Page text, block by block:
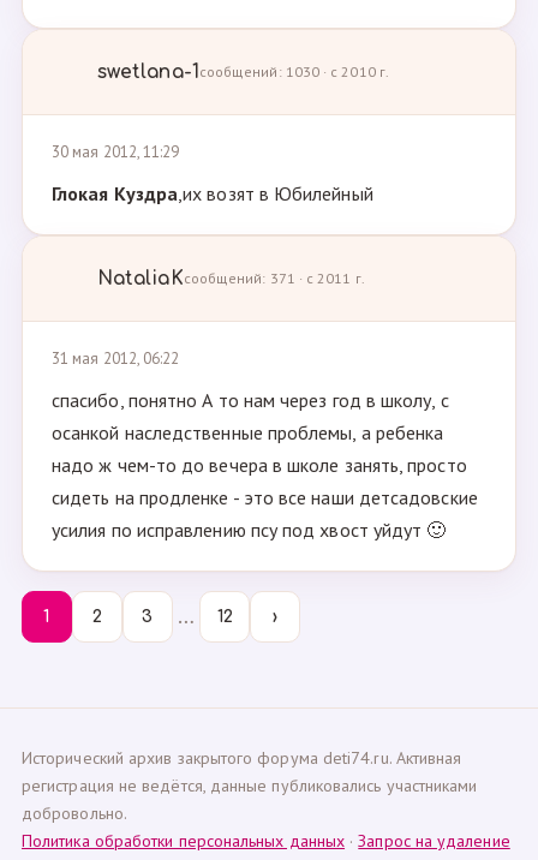
swetlana-1сообщений: 1030 · с 2010 г.
30 мая 2012, 11:29
Глокая Куздра,их возят в Юбилейный
NataliaKсообщений: 371 · с 2011 г.
31 мая 2012, 06:22
спасибо, понятно А то нам через год в школу, с
осанкой наследственные проблемы, а ребенка
надо ж чем-то до вечера в школе занять, просто
сидеть на продленке - это все наши детсадовские
усилия по исправлению псу под хвост уйдут 🙂
1 2 3 … 12 ›
Исторический архив закрытого форума deti74.ru. Активная
регистрация не ведётся, данные публиковались участниками
добровольно.
Политика обработки персональных данных ·Запрос на удаление